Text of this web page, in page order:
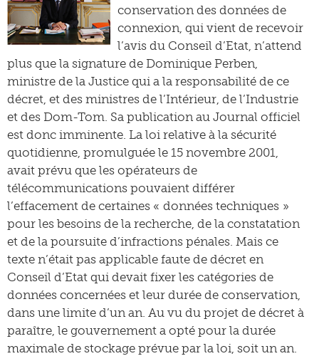
conservation des données de
connexion, qui vient de recevoir
l’avis du Conseil d’Etat, n’attend
plus que la signature de Dominique Perben,
ministre de la Justice qui a la responsabilité de ce
décret, et des ministres de l’Intérieur, de l’Industrie
et des Dom-Tom. Sa publication au Journal officiel
est donc imminente. La loi relative à la sécurité
quotidienne, promulguée le 15 novembre 2001,
avait prévu que les opérateurs de
télécommunications pouvaient différer
l’effacement de certaines « données techniques »
pour les besoins de la recherche, de la constatation
et de la poursuite d’infractions pénales. Mais ce
texte n’était pas applicable faute de décret en
Conseil d’Etat qui devait fixer les catégories de
données concernées et leur durée de conservation,
dans une limite d’un an. Au vu du projet de décret à
paraître, le gouvernement a opté pour la durée
maximale de stockage prévue par la loi, soit un an.